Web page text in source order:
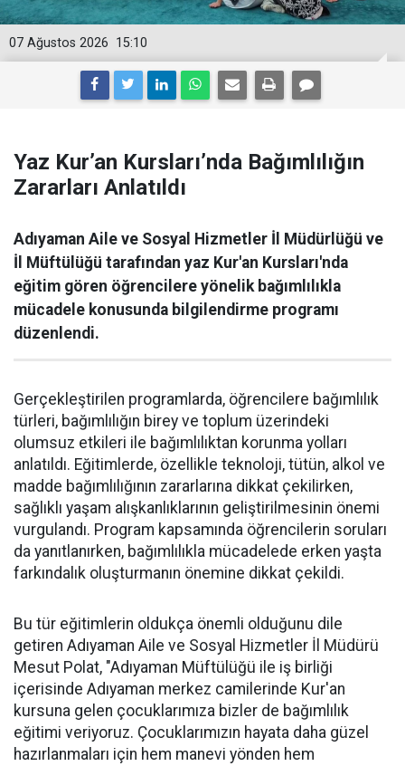
15:10
07 Ağustos 2026
Yaz Kur’an Kursları’nda Bağımlılığın
Zararları Anlatıldı
Adıyaman Aile ve Sosyal Hizmetler İl Müdürlüğü ve
İl Müftülüğü tarafından yaz Kur'an Kursları'nda
eğitim gören öğrencilere yönelik bağımlılıkla
mücadele konusunda bilgilendirme programı
düzenlendi.
Gerçekleştirilen programlarda, öğrencilere bağımlılık
türleri, bağımlılığın birey ve toplum üzerindeki
olumsuz etkileri ile bağımlılıktan korunma yolları
anlatıldı. Eğitimlerde, özellikle teknoloji, tütün, alkol ve
madde bağımlılığının zararlarına dikkat çekilirken,
sağlıklı yaşam alışkanlıklarının geliştirilmesinin önemi
vurgulandı. Program kapsamında öğrencilerin soruları
da yanıtlanırken, bağımlılıkla mücadelede erken yaşta
farkındalık oluşturmanın önemine dikkat çekildi.
Bu tür eğitimlerin oldukça önemli olduğunu dile
getiren Adıyaman Aile ve Sosyal Hizmetler İl Müdürü
Mesut Polat, "Adıyaman Müftülüğü ile iş birliği
içerisinde Adıyaman merkez camilerinde Kur'an
kursuna gelen çocuklarımıza bizler de bağımlılık
eğitimi veriyoruz. Çocuklarımızın hayata daha güzel
hazırlanmaları için hem manevi yönden hem